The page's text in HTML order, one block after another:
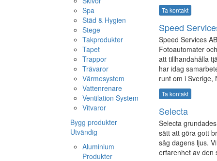
Spa
Städ & Hygien
Stege
Takprodukter
Tapet
Trappor
Trävaror
Värmesystem
Vattenrenare
Ventilation System
Vitvaror
Bygg produkter
Utvändig
Aluminium
Produkter
Ta kontakt
Speed
Speed Services
Fotoautomater
att tillhandahålla
har idag
runt om i Sverige,
Ta kontakt
Selecta
Selecta
sätt att göra gott
såg dagens ljus.
erfarenhet av den